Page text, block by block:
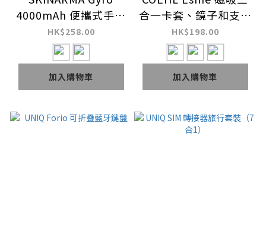
4000mAh 便攜式手持
風扇
HK$258.00
加入購物車
合一卡套、鏡子和支架
皮革卡套
HK$198.00
加入購物車